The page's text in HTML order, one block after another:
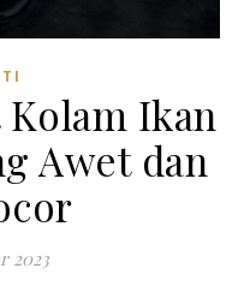
Ikan
Awet dan
2023